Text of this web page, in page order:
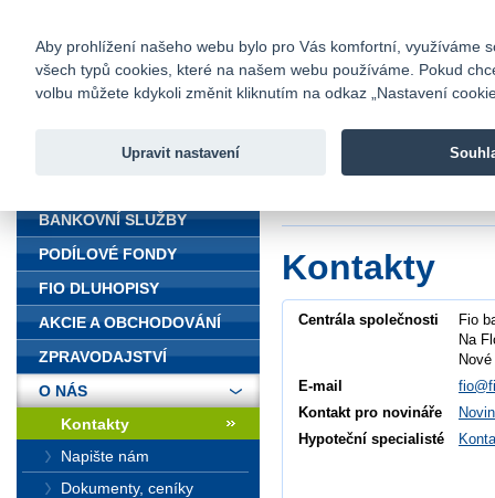
Fio banka
Fio banka
Kontakty
Centrála společnosti
Fio
Na
E-mail
Kontakt pro novináře
Hypoteční specialisté
BANKOVNÍ SLUŽBY
PODÍLOVÉ FONDY
FIO DLUHOPISY
AKCIE A OBCHODOVÁNÍ
ZPRAVODAJSTVÍ
O NÁS
Kontakty
Napište nám
Dokumenty, ceníky
Aby prohlížení našeho webu bylo pro Vás komfortní, využíváme
všech typů cookies, které na našem webu používáme. Pokud
volbu můžete kdykoli změnit kliknutím na odkaz „Nastavení
Upravit nastavení